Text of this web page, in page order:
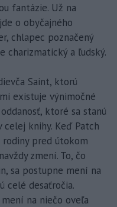
fantázie. Už na
o obyčajného
chlapec poznačený
charizmatický a ľudský.
Saint, ktorú
existuje výnimočné
ktoré sa stanú
knihy. Keď Patch
pred útokom
zmení. To, čo
sa postupne mení na
celé desaťročia.
na niečo oveľa